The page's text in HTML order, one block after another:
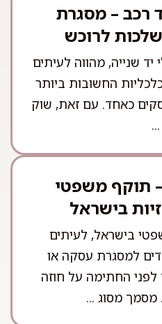
רכב – מסגרת
לרוכש
שנייה, מהווה לעיתים
החשובות ביותר
כאחד. עם זאת, שוק
...
– תוקף משפטי
בישראל
בישראל, לעיתים
למסגרת עסקה או
החתימה על חוזה
מסמך מסוג ...